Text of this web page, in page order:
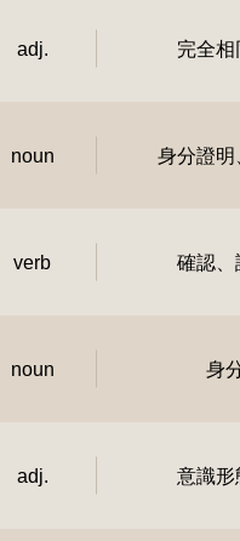
adj. 完全相
noun 身分證明
verb 確認、
noun 身
adj. 意識形